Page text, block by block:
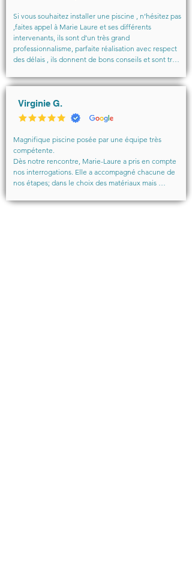
Si vous souhaitez installer une piscine , n’hésitez pas
,faites appel à Marie Laure et ses différents
intervenants, ils sont d’un très grand
professionnalisme, parfaite réalisation avec respect
des délais , ils donnent de bons conseils et sont très
Virginie G.
Magnifique piscine posée par une équipe très
compétente.
Dès notre rencontre, Marie-Laure a pris en compte
nos interrogations. Elle a accompagné chacune de
nos étapes; dans le choix des matériaux mais
Les poseurs sont particulièrement professionnels, le